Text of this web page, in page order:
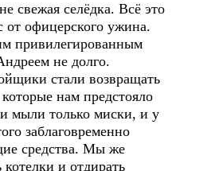
свежая селёдка. Всё это
от офицерского ужина.
привилегированным
не долго.
стали возвращать
нам предстояло
мыли только миски, и у
заблаговременно
средства. Мы же
и отдирать